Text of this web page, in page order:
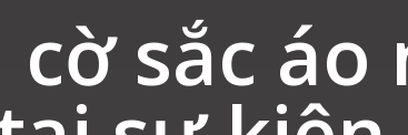
sắc áo